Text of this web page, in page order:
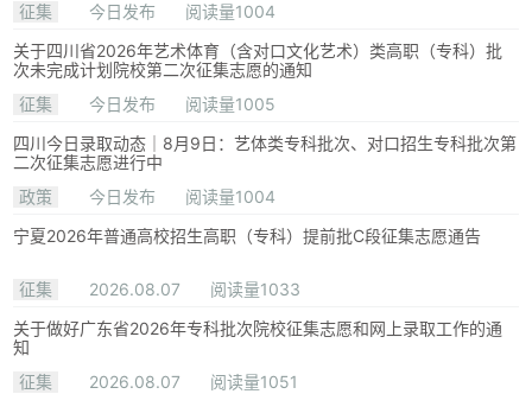
征集
今日发布
阅读量1004
关于四川省2026年艺术体育（含对口文化艺术）类高职（专科）批
次未完成计划院校第二次征集志愿的通知
征集
今日发布
阅读量1005
四川今日录取动态｜8月9日：艺体类专科批次、对口招生专科批次第
二次征集志愿进行中
政策
今日发布
阅读量1004
宁夏2026年普通高校招生高职（专科）提前批C段征集志愿通告
征集 2026.08.07
阅读量1033
关于做好广东省2026年专科批次院校征集志愿和网上录取工作的通
知
征集
2026.08.07
阅读量1051